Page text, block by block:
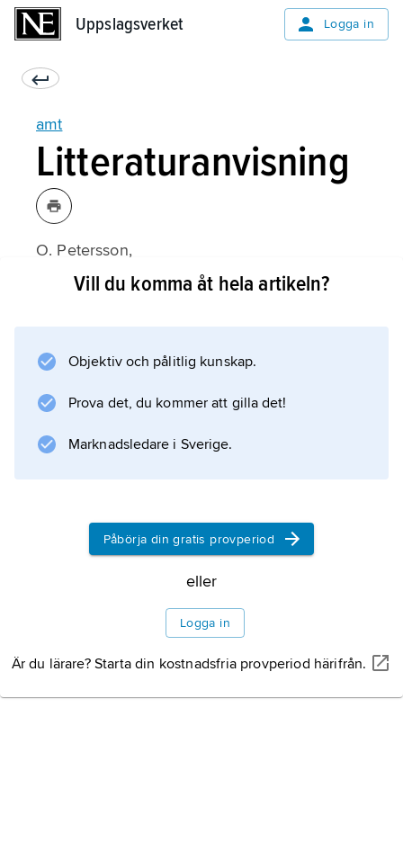
Uppslagsverket Logga in
amt
Litteraturanvisning
O. Petersson,
Folkstyrelse och statsmakt i Norden
Vill du komma åt hela artikeln?
Objektiv och pålitlig kunskap.
Prova det, du kommer att gilla det!
Marknadsledare i Sverige.
Påbörja din gratis provperiod
eller
Logga in
Är du lärare? Starta din kostnadsfria provperiod härifrån.